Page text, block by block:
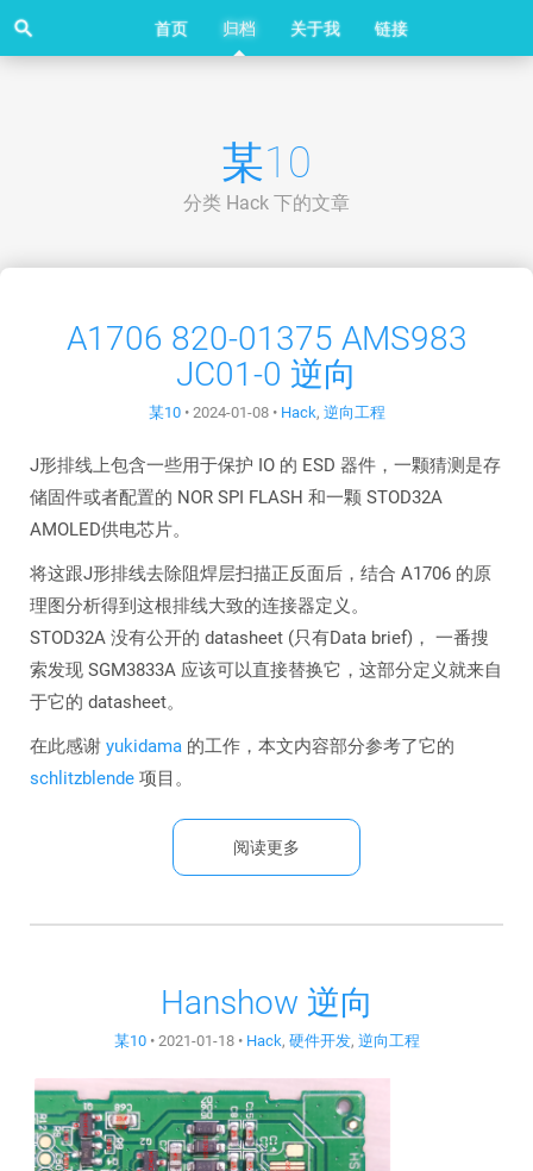
search 首页 归档 关于我 链接
某10
分类 Hack 下的文章
A1706 820-01375 AMS983
JC01-0 逆向
某10• 2024-01-08• Hack, 逆向工程
J形排线上包含一些用于保护 IO 的 ESD 器件，一颗猜测是存
储固件或者配置的 NOR SPI FLASH 和一颗 STOD32A
AMOLED供电芯片。
将这跟J形排线去除阻焊层扫描正反面后，结合 A1706 的原
理图分析得到这根排线大致的连接器定义。
STOD32A 没有公开的 datasheet (只有Data brief)， 一番搜
索发现 SGM3833A 应该可以直接替换它，这部分定义就来自
于它的 datasheet。
在此感谢 yukidama 的工作，本文内容部分参考了它的
schlitzblende 项目。
阅读更多
Hanshow 逆向
某10• 2021-01-18• Hack, 硬件开发, 逆向工程